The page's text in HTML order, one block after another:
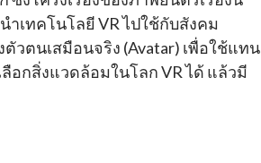
เทคโนโลยี VR ไปใช้กับสังคม
ตัวตนเสมือนจริง (Avatar) เพื่อใช้แทน
อกสิ่งแวดล้อมในโลก VR ได้ แล้วมี